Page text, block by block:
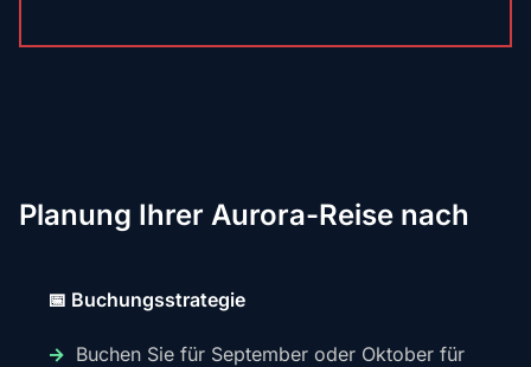
Planung Ihrer Aurora-Reise nach
📅 Buchungsstrategie
Buchen Sie für September oder Oktober für